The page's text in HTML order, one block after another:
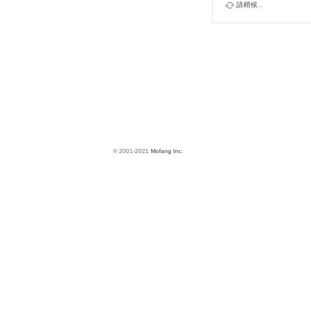
請稍候...
© 2001-2021 Mofang Inc.